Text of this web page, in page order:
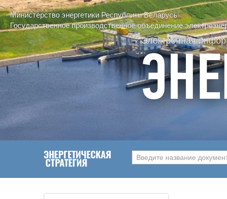
Министерство энергетики Республики Беларусь
Государственное производственное объединение
Электронная
Введите название